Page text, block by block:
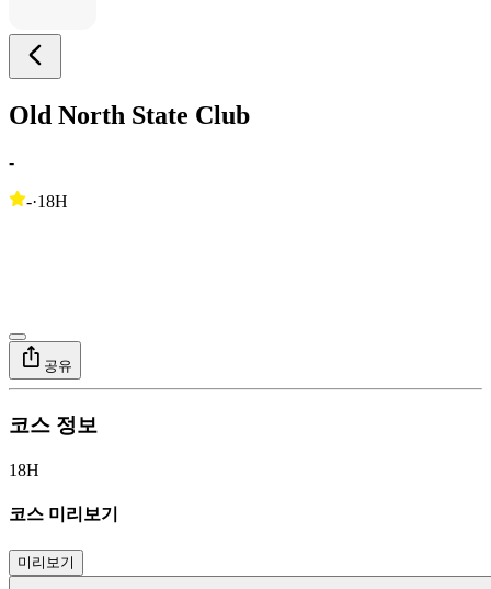
Old North State Club
-
-·18H
공유
코스 정보
18H
코스 미리보기
미리보기